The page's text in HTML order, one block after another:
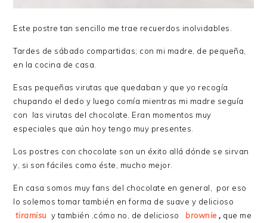
Este postre tan sencillo me trae recuerdos inolvidables.
Tardes de sábado compartidas; con mi madre, de pequeña,
en la cocina de casa.
Esas pequeñas virutas que quedaban y que yo recogía
chupando el dedo y luego comía mientras mi madre seguía
con las virutas del chocolate. Eran momentos muy
especiales que aún hoy tengo muy presentes.
Los postres con chocolate son un éxito allá dónde se sirvan
y, si son fáciles como éste, mucho mejor.
En casa somos muy fans del chocolate en general, por eso
lo solemos tomar también en forma de suave y delicioso
tiramisu y también ,cómo no, de delicioso brownie , que me